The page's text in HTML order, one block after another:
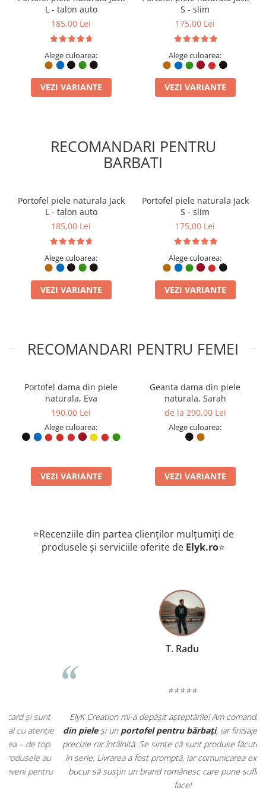
L - talon auto
185,00 Lei
Alege culoarea:
VEZI VARIANTE
S - slim
175,00 Lei
Alege culoarea:
VEZI VARIANTE
RECOMANDARI PENTRU
BARBATI
Portofel piele naturala Jack
L - talon auto
185,00 Lei
Alege culoarea:
VEZI VARIANTE
Portofel piele naturala Jack
S - slim
175,00 Lei
Alege culoarea:
VEZI VARIANTE
RECOMANDARI PENTRU FEMEI
Portofel dama din piele
naturala, Eva
190,00 Lei
Alege culoarea:
VEZI VARIANTE
Geanta dama din piele
naturala, Sarah
de la 290,00 Lei
Alege culoarea:
VEZI VARIANTE
⭐Recenziile din partea clienților mulțumiți de
produsele și serviciile oferite de Elyk.ro⭐
ElyK Creation mi-a depășit așteptările! Am comandat ocurea
din pieleși unportofel pentru bărbați, iar finisajele sunt de o
precizie rar întâlnită. Se simte că sunt produse făcute cu grijă, nu
în serie. Livrarea a fost promptă, iar comunicarea excelentă. Mă
bucur să susțin un brand românesc care pune suflet în tot ce